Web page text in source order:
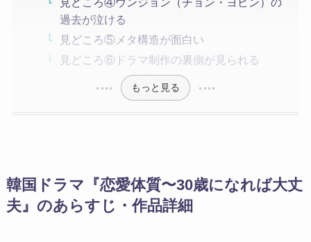
過去が泣ける
見どころ⑤メタ構造が面白い
見どころ⑥ドラマ制作の裏側が見られる
もっと見る
韓国ドラマ『恋愛体質〜30歳になれば大丈
夫』のあらすじ・作品詳細